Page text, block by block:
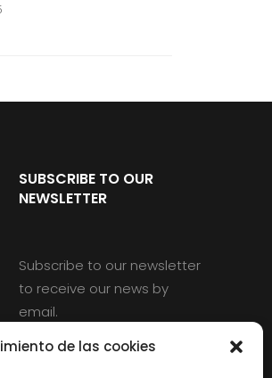
de las cookies
SUBSCRIBE TO OUR
NEWSLETTER
Subscribe to our newsletter
to receive our news by
email.